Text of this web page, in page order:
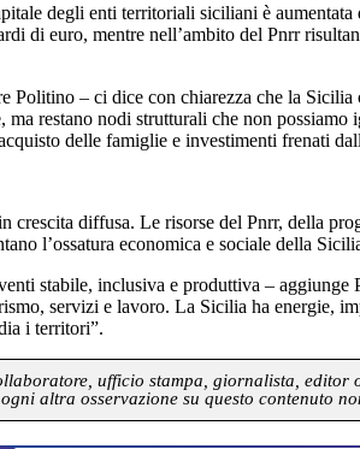
degli enti territoriali siciliani è
di euro, mentre nell’ambito del Pnrr
Politino – ci dice con chiarezza che la
restano nodi strutturali che non
delle famiglie e investimenti frenati
crescita diffusa. Le risorse del Pnrr, della
l’ossatura economica e sociale della
stabile, inclusiva e produttiva –
servizi e lavoro. La Sicilia ha energie,
i territori”.
ufficio stampa, giornalista,
altra osservazione su questo contenuto